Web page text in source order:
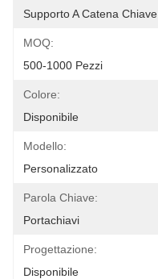
Supporto A Catena Chiave
MOQ:
500-1000 Pezzi
Colore:
Disponibile
Modello:
Personalizzato
Parola Chiave:
Portachiavi
Progettazione:
Disponibile